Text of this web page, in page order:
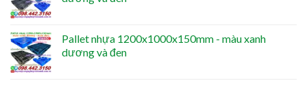
Pallet nhựa 1200x1000x150mm - màu xanh
dương và đen